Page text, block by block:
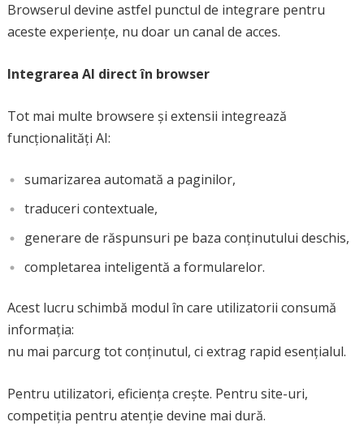
Browserul devine astfel punctul de integrare pentru
aceste experiențe, nu doar un canal de acces.
Integrarea AI direct în browser
Tot mai multe browsere și extensii integrează
funcționalități AI:
sumarizarea automată a paginilor,
traduceri contextuale,
generare de răspunsuri pe baza conținutului deschis,
completarea inteligentă a formularelor.
Acest lucru schimbă modul în care utilizatorii consumă
informația:
nu mai parcurg tot conținutul, ci extrag rapid esențialul.
Pentru utilizatori, eficiența crește. Pentru site-uri,
competiția pentru atenție devine mai dură.